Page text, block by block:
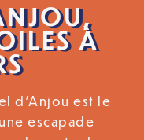
À
d’Anjou est le
escapade